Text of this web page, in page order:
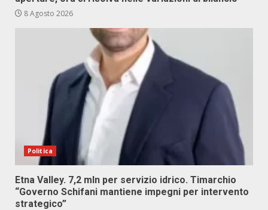
8 Agosto 2026
Politica
Etna Valley. 7,2 mln per servizio idrico. Timarchio
“Governo Schifani mantiene impegni per intervento
strategico”